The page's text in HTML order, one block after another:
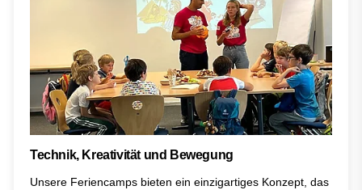
Technik, Kreativität und Bewegung
Unsere Feriencamps bieten ein einzigartiges Konzept, das